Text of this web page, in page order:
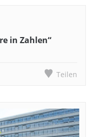
in Zahlen“
Teilen